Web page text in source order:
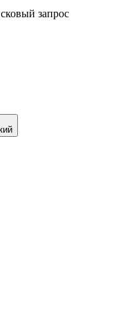
запрос